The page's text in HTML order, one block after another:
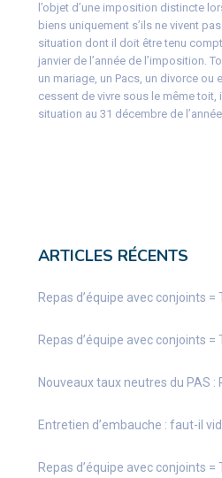
l’objet d’une imposition distincte
biens uniquement s’ils ne vivent
situation dont il doit être tenu
janvier de l’année de l’imposition.
un mariage, un Pacs, un divorce ou
cessent de vivre sous le même toit,
situation au 31 décembre de
ARTICLES RÉCENTS
Repas d’équipe avec conjoints =
Repas d’équipe avec conjoints =
Nouveaux taux neutres du PAS
Entretien d’embauche : faut-il
Repas d’équipe avec conjoints =